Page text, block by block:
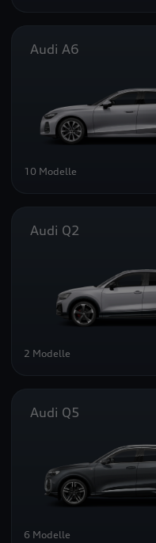
Audi A6
10 Modelle
Audi Q2
2 Modelle
Audi Q5
6 Modelle